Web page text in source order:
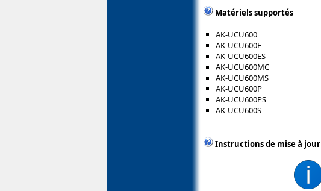
Matériels supportés
AK-UCU600
AK-UCU600E
AK-UCU600ES
AK-UCU600MC
AK-UCU600MS
AK-UCU600P
AK-UCU600PS
AK-UCU600S
Instructions de mise à jour